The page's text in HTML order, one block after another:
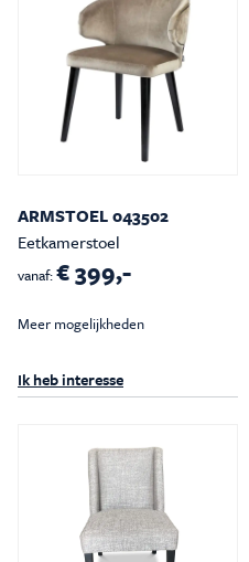
ARMSTOEL 043502
Eetkamerstoel
vanaf:€ 399,-
Meer mogelijkheden
Ik heb interesse